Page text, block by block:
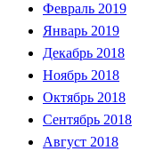
Февраль 2019
Январь 2019
Декабрь 2018
Ноябрь 2018
Октябрь 2018
Сентябрь 2018
Август 2018